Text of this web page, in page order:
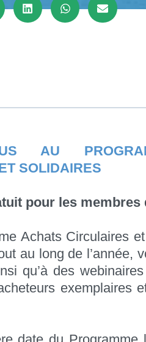
AU
SOLIDAIRES
pour les membres
Achats Circulaires
au long de l’année,
qu’à des
exemplaires